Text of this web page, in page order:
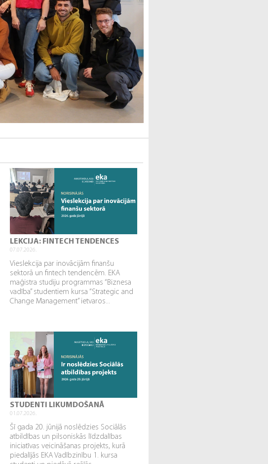
LEKCIJA: FINTECH TENDENCES
07.07.2026.
Vieslekcija par inovācijām finanšu
sektorā un fintech tendencēm. EKA
maģistra studiju programmas “Biznesa
vadība” studentiem kursa “Strategic and
Change Management” ietvaros...
STUDENTI LIKUMDOŠANĀ
01.07.2026.
Šī gada 20. jūnijā noslēdzies Sociālās
atbildības un pilsoniskās līdzdalības
iniciatīvas veicināšanas projekts, kurā
piedalījās EKA Vadībzinību 1. kursa